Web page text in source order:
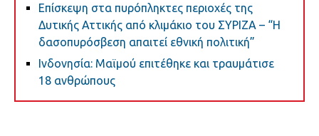
Επίσκεψη στα πυρόπληκτες περιοχές της
Δυτικής Αττικής από κλιμάκιο του ΣΥΡΙΖΑ – “Η
δασοπυρόσβεση απαιτεί εθνική πολιτική”
Ινδονησία: Μαϊμού επιτέθηκε και τραυμάτισε
18 ανθρώπους